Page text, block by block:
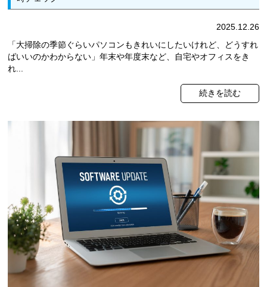
2025.12.26
「大掃除の季節ぐらいパソコンもきれいにしたいけれど、どうすれ
ばいいのかわからない」年末や年度末など、自宅やオフィスをき
れ...
続きを読む